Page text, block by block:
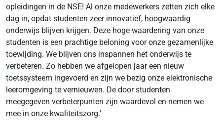
opleidingen in de NSE! Al onze medewerkers zetten zich elke
dag in, opdat studenten zeer innovatief, hoogwaardig
onderwijs blijven krijgen. Deze hoge waardering van onze
studenten is een prachtige beloning voor onze gezamenlijke
toewijding. We blijven ons inspannen het onderwijs te
verbeteren. Zo hebben we afgelopen jaar een nieuw
toetssysteem ingevoerd en zijn we bezig onze elektronische
leeromgeving te vernieuwen. De door studenten
meegegeven verbeterpunten zijn waardevol en nemen we
mee in onze kwaliteitszorg.'